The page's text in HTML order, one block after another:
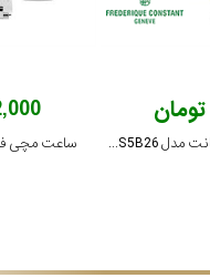
ساعت مچی فردریک کنستانت مدل FC-301HGRS5B26